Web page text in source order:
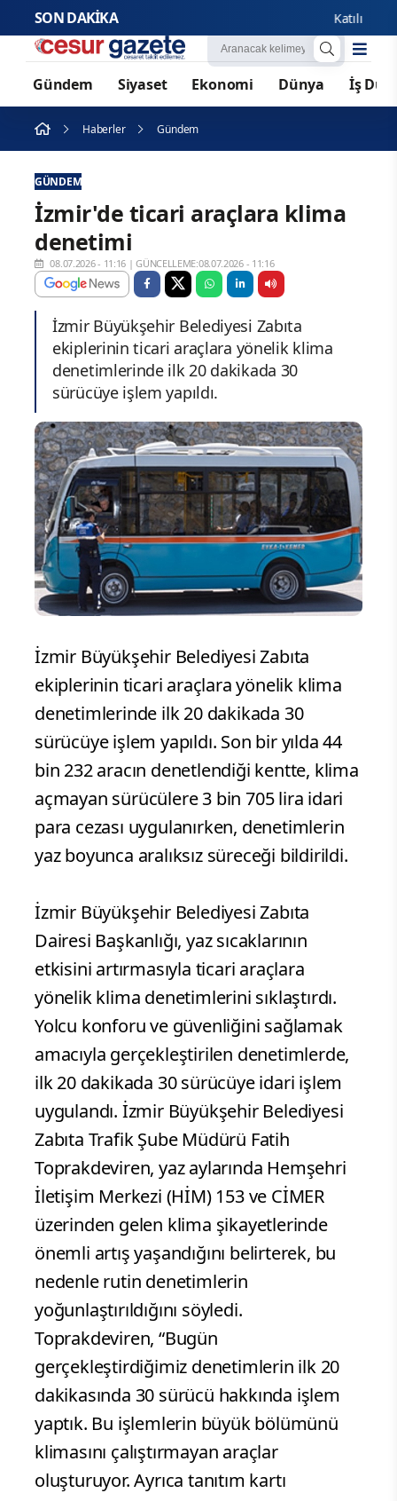
SON DAKİKA Katılımevim’in
Gündem Siyaset Ekonomi Dünya İş
Haberler Gündem
GÜNDEM
İzmir'de ticari araçlara klima
denetimi
08.07.2026 - 11:16 |GÜNCELLEME:08.07.2026 - 11:16
İzmir Büyükşehir Belediyesi Zabıta
ekiplerinin ticari araçlara yönelik klima
denetimlerinde ilk 20 dakikada 30
sürücüye işlem yapıldı.
İzmir Büyükşehir Belediyesi Zabıta
ekiplerinin ticari araçlara yönelik klima
denetimlerinde ilk 20 dakikada 30
sürücüye işlem yapıldı. Son bir yılda 44
bin 232 aracın denetlendiği kentte, klima
açmayan sürücülere 3 bin 705 lira idari
para cezası uygulanırken, denetimlerin
yaz boyunca aralıksız süreceği bildirildi.
İzmir Büyükşehir Belediyesi Zabıta
Dairesi Başkanlığı, yaz sıcaklarının
etkisini artırmasıyla ticari araçlara
yönelik klima denetimlerini sıklaştırdı.
Yolcu konforu ve güvenliğini sağlamak
amacıyla gerçekleştirilen denetimlerde,
ilk 20 dakikada 30 sürücüye idari işlem
uygulandı. İzmir Büyükşehir Belediyesi
Zabıta Trafik Şube Müdürü Fatih
Toprakdeviren, yaz aylarında Hemşehri
İletişim Merkezi (HİM) 153 ve CİMER
üzerinden gelen klima şikayetlerinde
önemli artış yaşandığını belirterek, bu
nedenle rutin denetimlerin
yoğunlaştırıldığını söyledi.
Toprakdeviren, “Bugün
gerçekleştirdiğimiz denetimlerin ilk 20
dakikasında 30 sürücü hakkında işlem
yaptık. Bu işlemlerin büyük bölümünü
klimasını çalıştırmayan araçlar
oluşturuyor. Ayrıca tanıtım kartı